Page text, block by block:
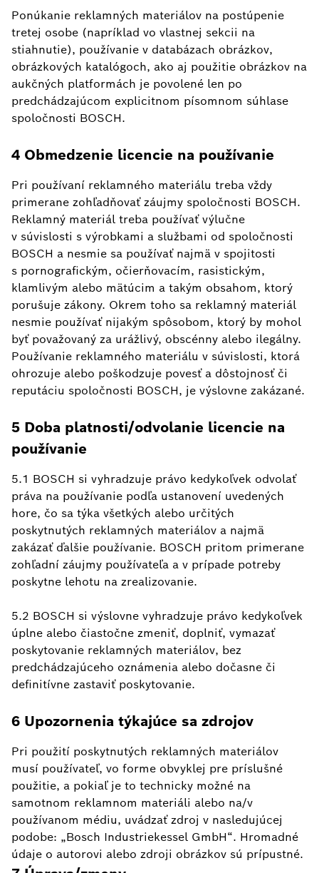
Ponúkanie reklamných materiálov na postúpenie
tretej osobe (napríklad vo vlastnej sekcii na
stiahnutie), používanie v databázach obrázkov,
obrázkových katalógoch, ako aj použitie obrázkov na
aukčných platformách je povolené len po
predchádzajúcom explicitnom písomnom súhlase
spoločnosti BOSCH.
4 Obmedzenie licencie na používanie
Pri používaní reklamného materiálu treba vždy
primerane zohľadňovať záujmy spoločnosti BOSCH.
Reklamný materiál treba používať výlučne
v súvislosti s výrobkami a službami od spoločnosti
BOSCH a nesmie sa používať najmä v spojitosti
s pornografickým, očierňovacím, rasistickým,
klamlivým alebo mätúcim a takým obsahom, ktorý
porušuje zákony. Okrem toho sa reklamný materiál
nesmie používať nijakým spôsobom, ktorý by mohol
byť považovaný za urážlivý, obscénny alebo ilegálny.
Používanie reklamného materiálu v súvislosti, ktorá
ohrozuje alebo poškodzuje povesť a dôstojnosť či
reputáciu spoločnosti BOSCH, je výslovne zakázané.
5 Doba platnosti/odvolanie licencie na
používanie
5.1 BOSCH si vyhradzuje právo kedykoľvek odvolať
práva na používanie podľa ustanovení uvedených
hore, čo sa týka všetkých alebo určitých
poskytnutých reklamných materiálov a najmä
zakázať ďalšie používanie. BOSCH pritom primerane
zohľadní záujmy používateľa a v prípade potreby
poskytne lehotu na zrealizovanie.
5.2 BOSCH si výslovne vyhradzuje právo kedykoľvek
úplne alebo čiastočne zmeniť, doplniť, vymazať
poskytovanie reklamných materiálov, bez
predchádzajúceho oznámenia alebo dočasne či
definitívne zastaviť poskytovanie.
6 Upozornenia týkajúce sa zdrojov
Pri použití poskytnutých reklamných materiálov
musí používateľ, vo forme obvyklej pre príslušné
použitie, a pokiaľ je to technicky možné na
samotnom reklamnom materiáli alebo na/v
používanom médiu, uvádzať zdroj v nasledujúcej
podobe: „Bosch Industriekessel GmbH“. Hromadné
údaje o autorovi alebo zdroji obrázkov sú prípustné.